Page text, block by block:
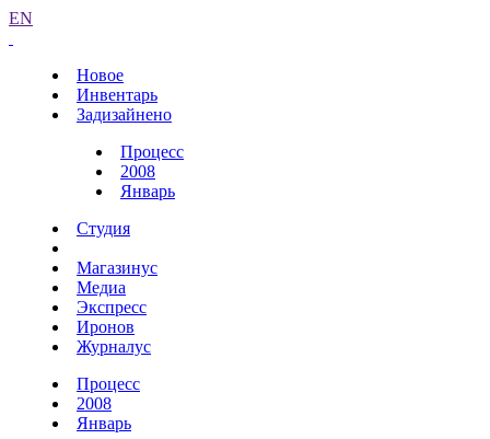
EN
Новое
Инвентарь
Задизайнено
Процесс
2008
Январь
Студия
Магазинус
Медиа
Экспресс
Иронов
Журналус
Процесс
2008
Январь